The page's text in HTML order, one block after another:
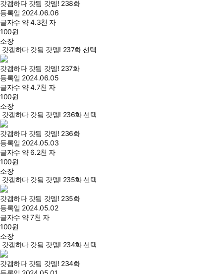
갓겜하다 갓됨 갓뎀! 238화
등록일 2024.06.06
글자수 약 4.3천 자
100원
소장
갓겜하다 갓됨 갓뎀! 237화 선택
갓겜하다 갓됨 갓뎀! 237화
등록일 2024.06.05
글자수 약 4.7천 자
100원
소장
갓겜하다 갓됨 갓뎀! 236화 선택
갓겜하다 갓됨 갓뎀! 236화
등록일 2024.05.03
글자수 약 6.2천 자
100원
소장
갓겜하다 갓됨 갓뎀! 235화 선택
갓겜하다 갓됨 갓뎀! 235화
등록일 2024.05.02
글자수 약 7천 자
100원
소장
갓겜하다 갓됨 갓뎀! 234화 선택
갓겜하다 갓됨 갓뎀! 234화